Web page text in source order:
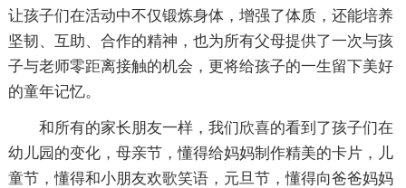
让孩子们在活动中不仅锻炼身体，增强了体质，还能培养
坚韧、互助、合作的精神，也为所有父母提供了一次与孩
子与老师零距离接触的机会，更将给孩子的一生留下美好
的童年记忆。
和所有的家长朋友一样，我们欣喜的看到了孩子们在
幼儿园的变化，母亲节，懂得给妈妈制作精美的卡片，儿
童节，懂得和小朋友欢歌笑语，元旦节，懂得向爸爸妈妈